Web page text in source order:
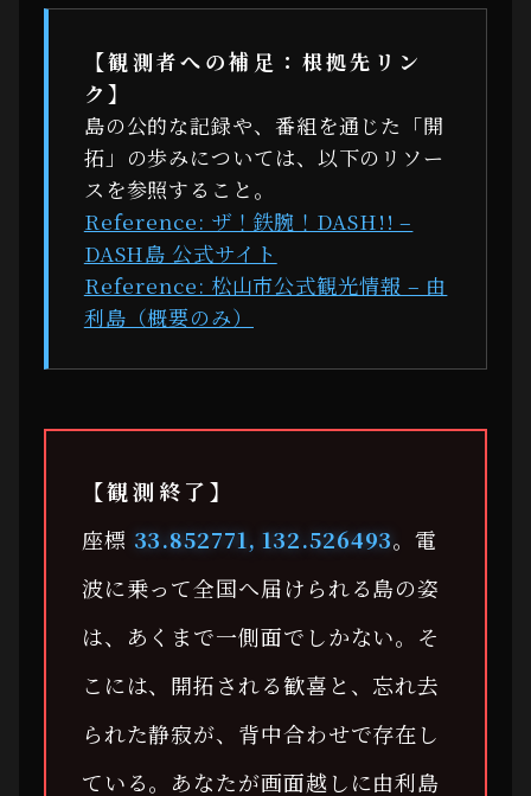
【観測者への補足：根拠先リン
ク】
島の公的な記録や、番組を通じた「開
拓」の歩みについては、以下のリソー
スを参照すること。
Reference: ザ！鉄腕！DASH!! –
DASH島 公式サイト
Reference: 松山市公式観光情報 – 由
利島（概要のみ）
【観測終了】
座標 33.852771, 132.526493。電
波に乗って全国へ届けられる島の姿
は、あくまで一側面でしかない。そ
こには、開拓される歓喜と、忘れ去
られた静寂が、背中合わせで存在し
ている。あなたが画面越しに由利島